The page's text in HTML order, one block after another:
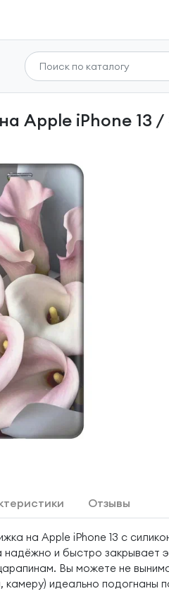
на Apple iPhone
Отзывы
на Apple iPhone 13 с
надёжно и быстро закрывает
Вы можете не
камеру) идеально